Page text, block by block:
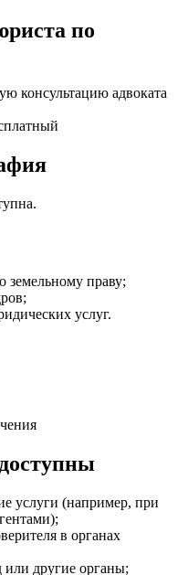
по
консультацию адвоката
земельному праву;
услуг.
услуги (например, при
;
в органах
или другие органы;